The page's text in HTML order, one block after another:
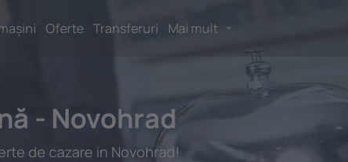
Oferte Transferuri Mai mult
- Novohrad
de cazare in Novohrad!